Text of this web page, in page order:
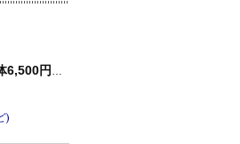
)